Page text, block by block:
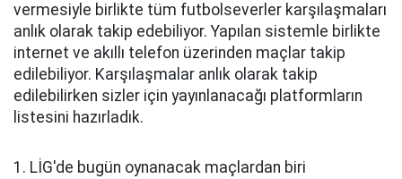
vermesiyle birlikte tüm futbolseverler karşılaşmaları
anlık olarak takip edebiliyor. Yapılan sistemle birlikte
internet ve akıllı telefon üzerinden maçlar takip
edilebiliyor. Karşılaşmalar anlık olarak takip
edilebilirken sizler için yayınlanacağı platformların
listesini hazırladık.
1. LİG'de bugün oynanacak maçlardan biri